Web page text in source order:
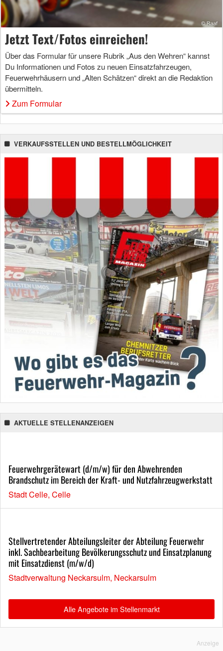
Jetzt Text/Fotos einreichen!
Über das Formular für unsere Rubrik „Aus den Wehren“ kannst
Du Informationen und Fotos zu neuen Einsatzfahrzeugen,
Feuerwehrhäusern und „Alten Schätzen“ direkt an die Redaktion
übermitteln.
Zum Formular
VERKAUFSSTELLEN UND BESTELLMÖGLICHKEIT
AKTUELLE STELLENANZEIGEN
Feuerwehrgerätewart (d/m/w) für den Abwehrenden
Brandschutz im Bereich der Kraft- und Nutzfahrzeugwerkstatt
Stadt Celle, Celle
Stellvertretender Abteilungsleiter der Abteilung Feuerwehr
inkl. Sachbearbeitung Bevölkerungsschutz und Einsatzplanung
mit Einsatzdienst (m/w/d)
Stadtverwaltung Neckarsulm, Neckarsulm
Alle Angebote im Stellenmarkt
Anzeige